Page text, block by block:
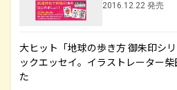
2016.12.22 発売
大ヒット「地球の歩き方 御朱印シ
ックエッセイ。イラストレーター
た